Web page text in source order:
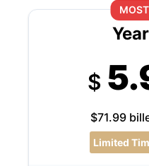
$
$71.99
Limited